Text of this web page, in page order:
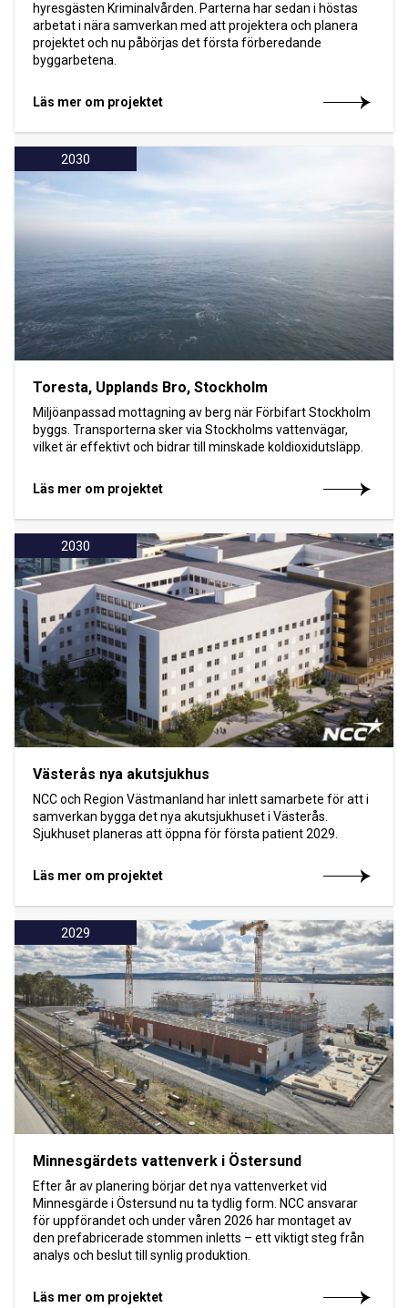
hyresgästen Kriminalvården. Parterna har sedan i höstas
arbetat i nära samverkan med att projektera och planera
projektet och nu påbörjas det första förberedande
byggarbetena.
Läs mer om projektet
2030
Toresta, Upplands Bro, Stockholm
Miljöanpassad mottagning av berg när Förbifart Stockholm
byggs. Transporterna sker via Stockholms vattenvägar,
vilket är effektivt och bidrar till minskade koldioxidutsläpp.
Läs mer om projektet
2030
Västerås nya akutsjukhus
NCC och Region Västmanland har inlett samarbete för att i
samverkan bygga det nya akutsjukhuset i Västerås.
Sjukhuset planeras att öppna för första patient 2029.
Läs mer om projektet
2029
Minnesgärdets vattenverk i Östersund
Efter år av planering börjar det nya vattenverket vid
Minnesgärde i Östersund nu ta tydlig form. NCC ansvarar
för uppförandet och under våren 2026 har montaget av
den prefabricerade stommen inletts – ett viktigt steg från
analys och beslut till synlig produktion.
Läs mer om projektet